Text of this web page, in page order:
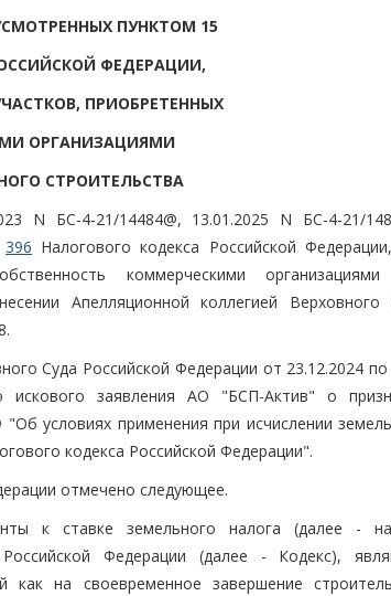
ПУНКТОМ 15
ФЕДЕРАЦИИ,
ПРИОБРЕТЕННЫХ
ОРГАНИЗАЦИЯМИ
СТРОИТЕЛЬСТВА
N БС-4-21/14484@, 13.01.2025 N БС-4-21/
396 Налогового кодекса Российской
коммерческими
Апелляционной коллегией Верховного
Суда Российской Федерации от 23.12.2024 по
заявления АО "БСП-Актив" о
условиях применения при исчислении
кодекса Российской Федерации".
отмечено следующее.
к ставке земельного налога (далее -
Федерации (далее - Кодекс),
как на своевременное завершение